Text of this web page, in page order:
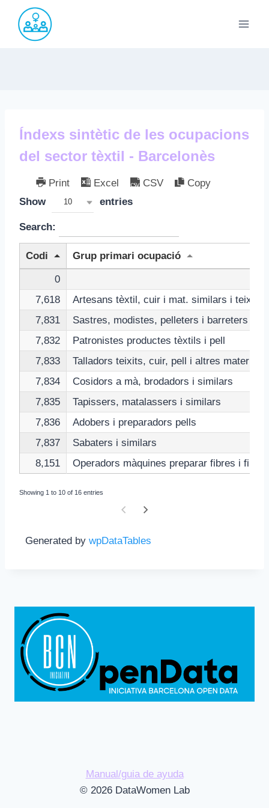
Saltar
contenido
Índexs sintètic de les ocupacions
del sector tèxtil - Barcelonès
Print Excel CSV
Copy
Show
10 entries
Search:
Codi Grup primari ocupació
0
7,618
Artesans tèxtil, cuir i mat. similars i
7,831
Sastres, modistes, pelleters i barreters
7,832
Patronistes productes tèxtils i pell
7,833
Talladors teixits, cuir, pell i altres materials
7,834
Cosidors a mà, brodadors i similars
7,835
Tapissers, matalassers i similars
7,836
Adobers i preparadors pells
7,837
Sabaters i similars
8,151
Operadors màquines preparar fibres i filar
Showing 1 to 10 of 16 entries
Generated by wpDataTables
Manual/guia de ayuda
© 2026 DataWomen Lab